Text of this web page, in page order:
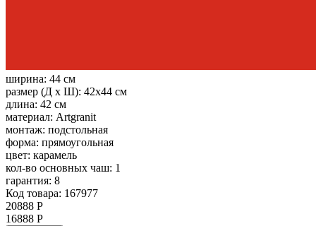
ширина: 44 см
размер (Д х Ш): 42x44 см
длина: 42 см
материал: Artgranit
монтаж: подстольная
форма: прямоугольная
цвет: карамель
кол-во основных чаш: 1
гарантия: 8
Код товара: 167977
20888 Р
16888 Р